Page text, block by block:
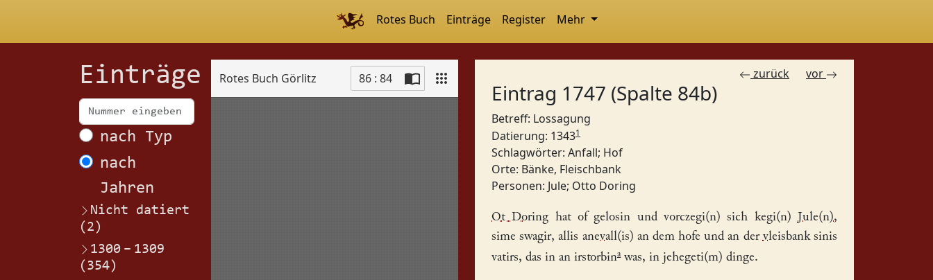
Rotes Buch Einträge Register Mehr
Einträge
nach Typ
nach
Jahren
Nicht datiert
(2)
1300 – 1309
(354)
Rotes Buch Görlitz 86 : 84 zurück vor
Eintrag 1747 (Spalte 84b)
Betreff: Lossagung
Datierung: 13431
Schlagwörter: Anfall; Hof
Orte: Bänke, Fleischbank
Personen: Jule; Otto Doring
Ot Doring hat of gelosin und vorczegi(n) sich kegi(n)Jule(n),
sime swagir, allis anevall(is) an demhofe und an dervleisbanksinis
vatirs, das in an irstorbinawas, in jehegeti(m) dinge.